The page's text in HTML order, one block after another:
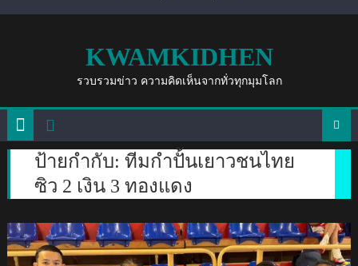
KWAMKIDHEN
รวบรวมข่าว ความคิดเห็นจากทั่วทุกมุมโลก
ป้ายกำกับ: ทีมกำปั้นเยาวชนไทย
ซิว 2 เงิน 3 ทองแดง